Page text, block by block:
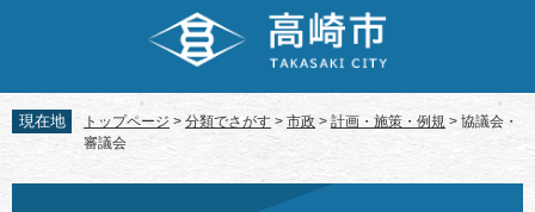
先
頭
す。
を
飛
し
現在地 トップページ > 分類でさがす > 市政 > 計画・施策・例規 > 協議会・
審議会